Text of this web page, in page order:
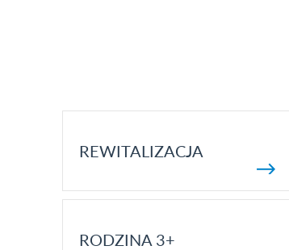
REWITALIZACJA
RODZINA 3+